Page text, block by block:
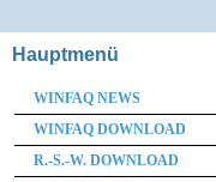
Hauptmenü
WINFAQ NEWS
WINFAQ DOWNLOAD
R.-S.-W. DOWNLOAD